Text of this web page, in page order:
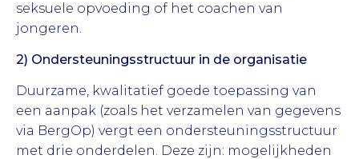
seksuele opvoeding of het coachen van
jongeren.
2) Ondersteuningsstructuur in de organisatie
Duurzame, kwalitatief goede toepassing van
een aanpak (zoals het verzamelen van gegevens
via BergOp) vergt een ondersteuningsstructuur
met drie onderdelen. Deze zijn: mogelijkheden